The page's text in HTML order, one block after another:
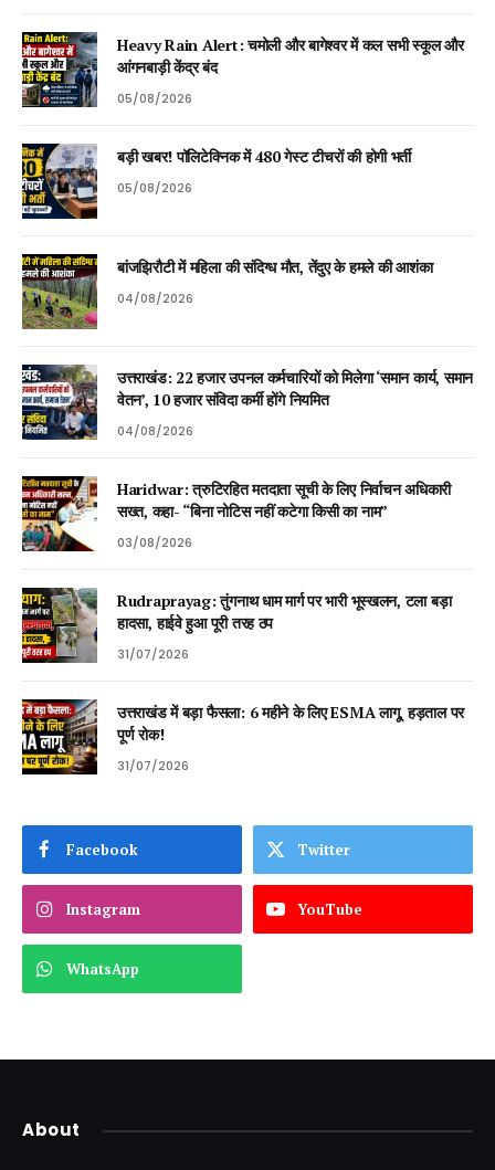
Heavy Rain Alert: चमोली और बागेश्वर में कल सभी स्कूल और
आंगनबाड़ी केंद्र बंद
05/08/2026
बड़ी खबर! पॉलिटेक्निक में 480 गेस्ट टीचरों की होगी भर्ती
05/08/2026
बांजझिरौटी में महिला की संदिग्ध मौत, तेंदुए के हमले की आशंका
04/08/2026
उत्तराखंड: 22 हजार उपनल कर्मचारियों को मिलेगा ‘समान कार्य, समान
वेतन’, 10 हजार संविदा कर्मी होंगे नियमित
04/08/2026
Haridwar: त्रुटिरहित मतदाता सूची के लिए निर्वाचन अधिकारी
सख्त, कहा- “बिना नोटिस नहीं कटेगा किसी का नाम”
03/08/2026
Rudraprayag: तुंगनाथ धाम मार्ग पर भारी भूस्खलन, टला बड़ा
हादसा, हाईवे हुआ पूरी तरह ठप
31/07/2026
उत्तराखंड में बड़ा फैसला: 6 महीने के लिए ESMA लागू, हड़ताल पर
पूर्ण रोक!
31/07/2026
Facebook Twitter
Instagram YouTube
WhatsApp
About